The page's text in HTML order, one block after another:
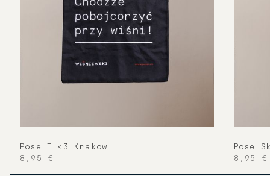
Pose I <3 Krakow
8,95 €
Pose
8,95 €